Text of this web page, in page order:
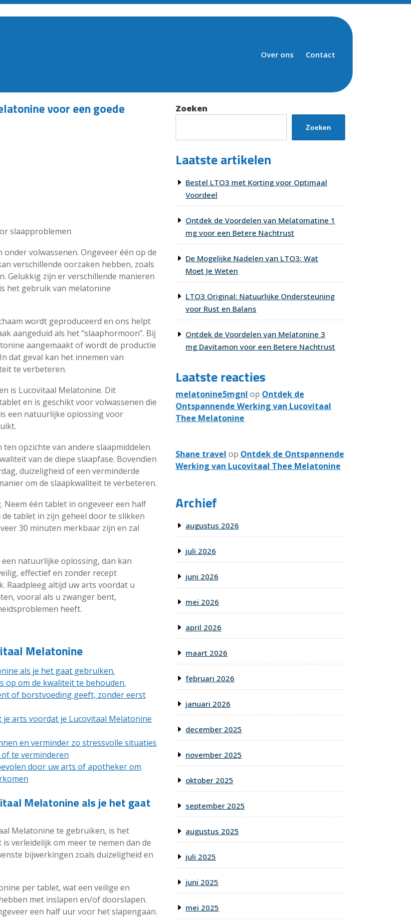
Over ons Contact
voor een goede
slaapproblemen
volwassenen. Ongeveer één op de
verschillende oorzaken hebben, zoals
Gelukkig zijn er verschillende manieren
het gebruik van melatonine
wordt geproduceerd en ons helpt
aangeduid als het “slaaphormoon”. Bij
aangemaakt of wordt de productie
dat geval kan het innemen van
te verbeteren.
is Lucovitaal Melatonine. Dit
en is geschikt voor volwassenen die
een natuurlijke oplossing voor
opzichte van andere slaapmiddelen.
van de diepe slaapfase. Bovendien
duizeligheid of een verminderde
om de slaapkwaliteit te verbeteren.
één tablet in ongeveer een half
tablet in zijn geheel door te slikken
30 minuten merkbaar zijn en zal
natuurlijke oplossing, dan kan
effectief en zonder recept
Raadpleeg altijd uw arts voordat u
vooral als u zwanger bent,
heeft.
Melatonine
als je het gaat gebruiken.
op om de kwaliteit te behouden.
of borstvoeding geeft, zonder eerst
arts voordat je Lucovitaal Melatonine
en verminder zo stressvolle situaties
te verminderen
door uw arts of apotheker om
Melatonine als je het gaat
Melatonine te gebruiken, is het
verleidelijk om meer te nemen dan de
bijwerkingen zoals duizeligheid en
per tablet, wat een veilige en
met inslapen en/of doorslapen.
een half uur voor het slapengaan.
Zoeken
Zoeken
Laatste artikelen
Bestel LTO3 met Korting voor Optimaal
Voordeel
Ontdek de Voordelen van Melatomatine 1
mg voor een Betere Nachtrust
De Mogelijke Nadelen van LTO3: Wat
Moet Je Weten
LTO3 Original: Natuurlijke Ondersteuning
voor Rust en Balans
Ontdek de Voordelen van Melatonine 3
mg Davitamon voor een Betere Nachtrust
Laatste reacties
melatonine5mgnl op Ontdek de
Ontspannende Werking van Lucovitaal
Thee Melatonine
Shane travel op Ontdek de Ontspannende
Werking van Lucovitaal Thee Melatonine
Archief
augustus 2026
juli 2026
juni 2026
mei 2026
april 2026
maart 2026
februari 2026
januari 2026
december 2025
november 2025
oktober 2025
september 2025
augustus 2025
juli 2025
juni 2025
mei 2025